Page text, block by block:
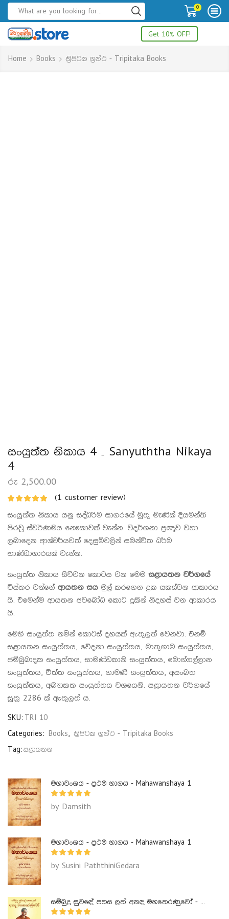
0
Get 10% OFF!
Home Books ත්‍රිපිටක ග්‍රන්ථ - Tripitaka Books
සංයුත්ත නිකාය 4 – Sanyuththa Nikaya
4
රු 2,500.00
(1 customer review)
සංයුත්ත නිකාය යනු සද්ධර්ම සාගරයේ මුතු මැණික් දියමන්ති
පිරවූ ස්වර්ණමය නෞකාවක් වැන්න. විදර්ශනා ප්‍රඥාව වහා
ලබාදෙන ආශ්චර්යවත් දෙසුම්වලින් සමන්විත ධර්ම
භාණ්ඩාගාරයක් වැන්න.
සංයුත්ත නිකාය සිව්වන කොටස වන මෙමසළායතන වර්ගයේ
විස්තර වන්නේ ආයතන සය මුල් කරගෙන දුක සකස්වන ආකාරය
යි. එමෙන්ම ආයතන අවබෝධ කොට දුකින් නිදහස් වන ආකාරය
යි.
මෙහි සංයුත්ත නමින් කොටස් දහයක් ඇතුලත් වෙනවා. එනම්
සළායතන සංයුත්තය, වේදනා සංයුත්තය, මාතුගාම සංයුත්තය,
ජම්බුඛාදක සංයුත්තය, සාමණ්ඩකානි සංයුත්තය, මොග්ගල්ලාන
සංයුත්තය, චිත්ත සංයුත්තය, ගාමණී සංයුත්තය, අසංඛත
සංයුත්තය, අබ්‍යාකත සංයුත්තය වශයෙනි. සළායතන වර්ගයේ
සූත්‍ර 2286 ක් ඇතුලත් ය.
SKU: TRI 10
Categories:
Books, ත්‍රිපිටක ග්‍රන්ථ - Tripitaka Books
Tag:සළායතන
මහාවංශය - ප්‍රථම භාගය - Mahawanshaya 1
by Damsith
මහාවංශය - ප්‍රථම භාගය - Mahawanshaya 1
by Susini PaththiniGedara
සම්බුදු සුවඳේ පහස ලත් අනඳ මහතෙරණුවෝ - Ananda Maha Theranuwo